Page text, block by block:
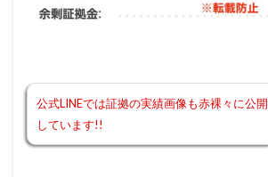
公式LINEでは証拠の実績画像も赤裸々に公開
しています!!